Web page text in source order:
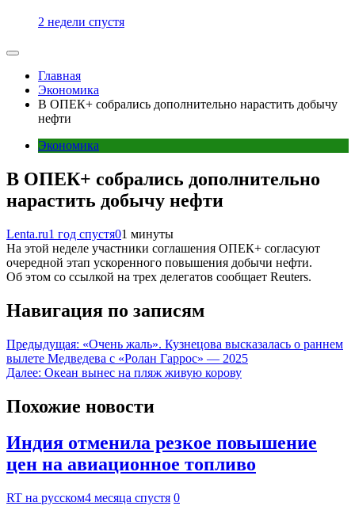
2 недели спустя
Главная
Экономика
В ОПЕК+ собрались дополнительно нарастить добычу
нефти
Экономика
В ОПЕК+ собрались дополнительно
нарастить добычу нефти
Lenta.ru1 год спустя01 минуты
На этой неделе участники соглашения ОПЕК+ согласуют
очередной этап ускоренного повышения добычи нефти.
Об этом со ссылкой на трех делегатов сообщает Reuters.
Навигация по записям
Предыдущая: «Очень жаль». Кузнецова высказалась о раннем
вылете Медведева с «Ролан Гаррос» — 2025
Далее: Океан вынес на пляж живую корову
Похожие новости
Индия отменила резкое повышение
цен на авиационное топливо
RT на русском4 месяца спустя 0